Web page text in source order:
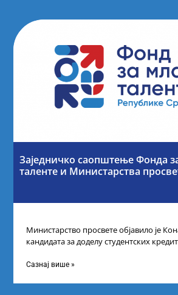
Заједничко саопштење Фонда
таленте и Министарства
Министарство просвете објавило је
кандидата за доделу студентских
Сазнај више »